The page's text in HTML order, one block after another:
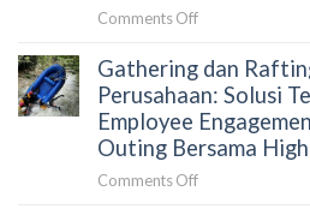
Panduan
Strategis
untuk
Mengurangi
Comments Offon
dan
Offroad
Bogor
untuk
Team
Building
Gathering dan
Perusahaan: Solusi
Employee
Outing Bersama
Comments Offon